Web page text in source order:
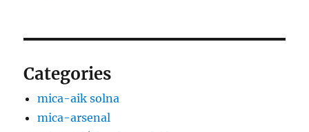
Categories
mica-aik solna
mica-arsenal